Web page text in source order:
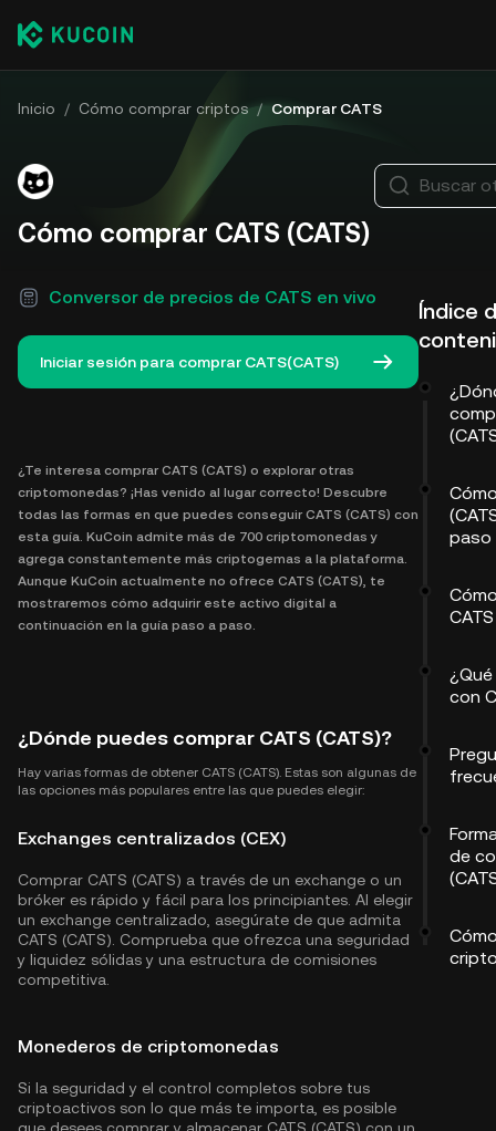
Inicio / Cómo comprar criptos / Comprar CATS
Cómo comprar CATS (CATS)
Conversor de precios de CATS en vivo
Iniciar sesión para comprar CATS(CATS)
¿Te interesa comprar CATS (CATS) o explorar otras
criptomonedas? ¡Has venido al lugar correcto! Descubre
todas las formas en que puedes conseguir CATS (CATS) con
esta guía. KuCoin admite más de 700 criptomonedas y
agrega constantemente más criptogemas a la plataforma.
Aunque KuCoin actualmente no ofrece CATS (CATS), te
mostraremos cómo adquirir este activo digital a
continuación en la guía paso a paso.
¿Dónde puedes comprar CATS (CATS)?
Hay varias formas de obtener CATS (CATS). Estas son algunas de
las opciones más populares entre las que puedes elegir:
Exchanges centralizados (CEX)
Comprar CATS (CATS) a través de un exchange o un
bróker es rápido y fácil para los principiantes. Al elegir
un exchange centralizado, asegúrate de que admita
CATS (CATS). Comprueba que ofrezca una seguridad
y liquidez sólidas y una estructura de comisiones
competitiva.
Monederos de criptomonedas
Si la seguridad y el control completos sobre tus
criptoactivos son lo que más te importa, es posible
Buscar
Índice
paso
con
de